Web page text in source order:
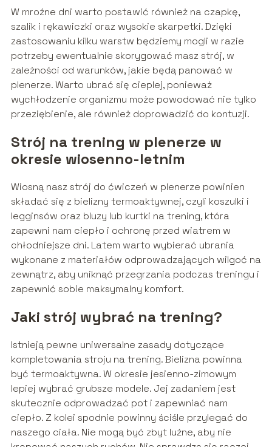
W mroźne dni warto postawić również na czapkę,
szalik i rękawiczki oraz wysokie skarpetki. Dzięki
zastosowaniu kilku warstw będziemy mogli w razie
potrzeby ewentualnie skorygować masz strój, w
zależności od warunków, jakie będą panować w
plenerze. Warto ubrać się cieplej, ponieważ
wychłodzenie organizmu może powodować nie tylko
przeziębienie, ale również doprowadzić do kontuzji.
Strój na trening w plenerze w
okresie wiosenno-letnim
Wiosną nasz strój do ćwiczeń w plenerze powinien
składać się z bielizny termoaktywnej, czyli koszulki i
legginsów oraz bluzy lub kurtki na trening, która
zapewni nam ciepło i ochronę przed wiatrem w
chłodniejsze dni. Latem warto wybierać ubrania
wykonane z materiałów odprowadzających wilgoć na
zewnątrz, aby uniknąć przegrzania podczas treningu i
zapewnić sobie maksymalny komfort.
Jaki strój wybrać na trening?
Istnieją pewne uniwersalne zasady dotyczące
kompletowania stroju na trening. Bielizna powinna
być termoaktywna. W okresie jesienno-zimowym
lepiej wybrać grubsze modele. Jej zadaniem jest
skutecznie odprowadzać pot i zapewniać nam
ciepło. Z kolei spodnie powinny ściśle przylegać do
naszego ciała. Nie mogą być zbyt luźne, aby nie